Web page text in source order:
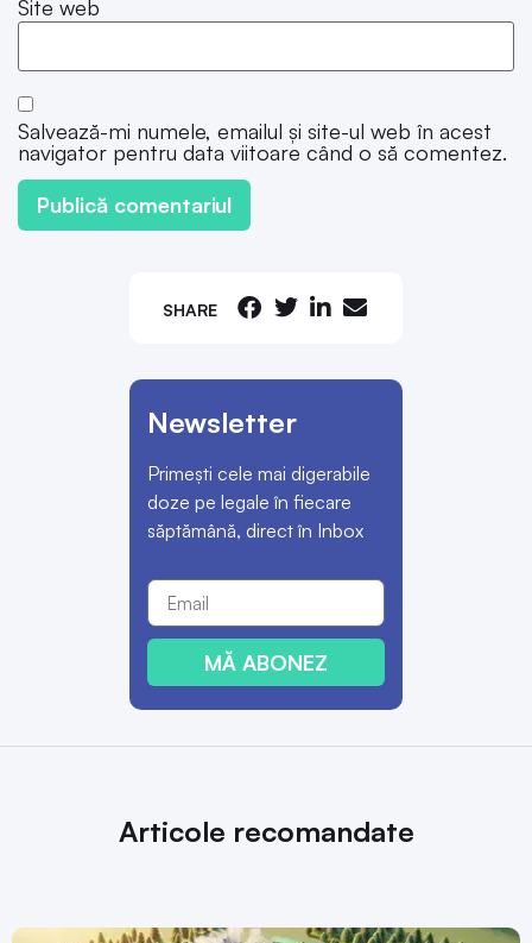
SHARE
Newsletter
Primești cele mai digerabile
doze pe legale în fiecare
săptămână, direct în Inbox
MĂ ABONEZ
Site web
Salvează-mi numele, emailul și site-ul web în acest
navigator pentru data viitoare când o să comentez.
Articole recomandate